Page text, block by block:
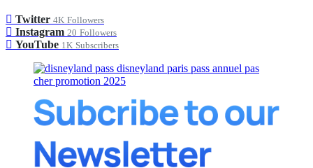
Twitter 4K Followers
Instagram 20 Followers
YouTube 1K Subscribers